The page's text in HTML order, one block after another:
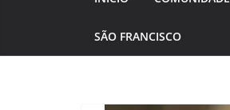
SÃO FRANCISCO